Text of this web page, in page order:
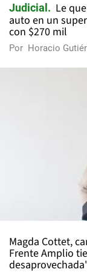
Judicial
Le
auto en un
con $270 mil
Por Horacio
Magda Cottet,
Frente Amplio